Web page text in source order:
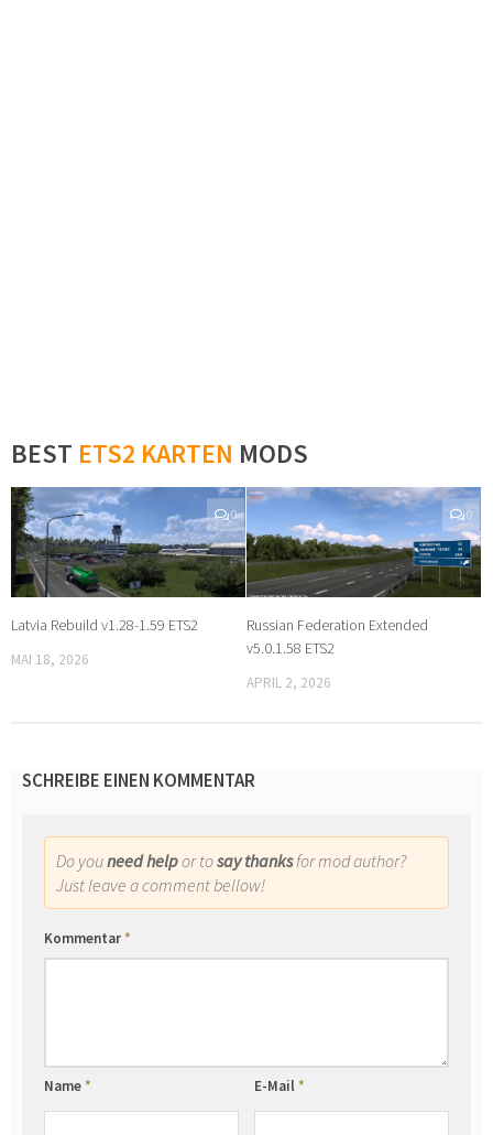
BEST ETS2 KARTEN MODS
0
Latvia Rebuild v1.28-1.59 ETS2
MAI 18, 2026
0
Russian Federation Extended
v5.0.1.58 ETS2
APRIL 2, 2026
SCHREIBE EINEN KOMMENTAR
Do youneed helpor tosay thanksfor mod author?
Just leave a comment bellow!
Kommentar*
Name* E-Mail*